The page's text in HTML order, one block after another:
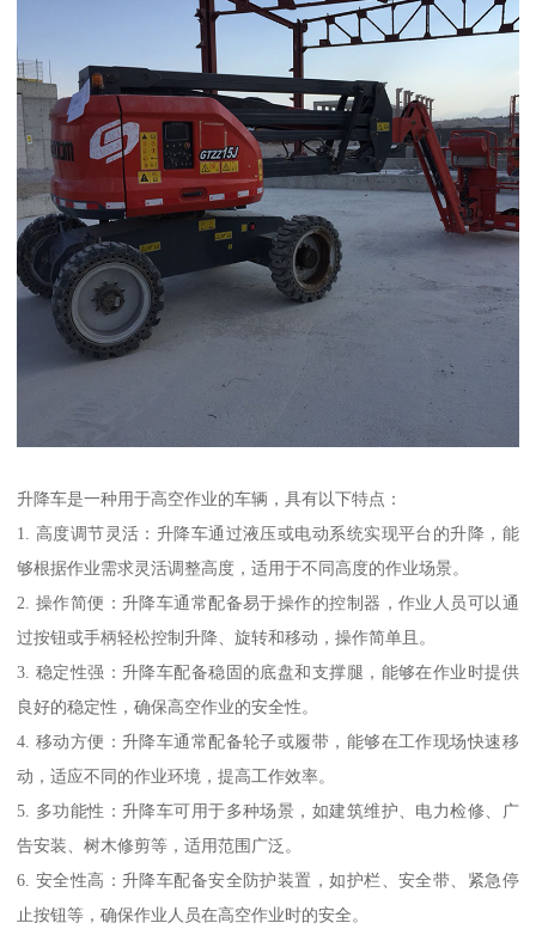
升降车是一种用于高空作业的车辆，具有以下特点：
1. 高度调节灵活：升降车通过液压或电动系统实现平台的升降，能
够根据作业需求灵活调整高度，适用于不同高度的作业场景。
2. 操作简便：升降车通常配备易于操作的控制器，作业人员可以通
过按钮或手柄轻松控制升降、旋转和移动，操作简单且。
3. 稳定性强：升降车配备稳固的底盘和支撑腿，能够在作业时提供
良好的稳定性，确保高空作业的安全性。
4. 移动方便：升降车通常配备轮子或履带，能够在工作现场快速移
动，适应不同的作业环境，提高工作效率。
5. 多功能性：升降车可用于多种场景，如建筑维护、电力检修、广
告安装、树木修剪等，适用范围广泛。
6. 安全性高：升降车配备安全防护装置，如护栏、安全带、紧急停
止按钮等，确保作业人员在高空作业时的安全。